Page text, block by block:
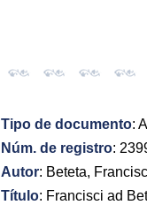
Tipo de documento:
Núm. de registro:
Autor: Beteta,
Título: Francisci ad